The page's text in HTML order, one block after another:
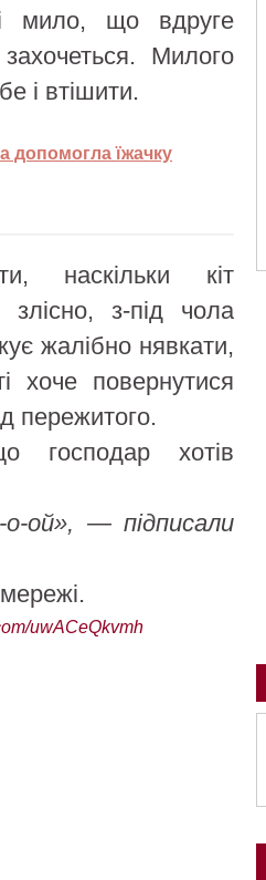
мило, що вдруге
Милого
і втішити.
допомогла їжачку
наскільки кіт
з-під чола
жалібно нявкати,
хоче повернутися
пережитого.
господар хотів
ой», — підписали
uwACeQkvmh